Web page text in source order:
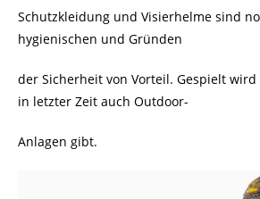
Schutzkleidung und Visierhelme sind
hygienischen und Gründen
der Sicherheit von Vorteil. Gespielt wird
in letzter Zeit auch Outdoor-
Anlagen gibt.